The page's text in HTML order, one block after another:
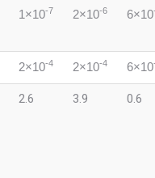
1×10-7 2×10-6 6×10
2×10-4 2×10-4 6×10
2.6 3.9 0.6